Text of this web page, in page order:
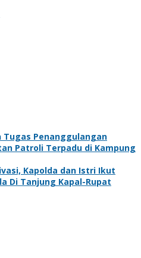
Tugas Penanggulangan
Patroli Terpadu di Kampung
Kapolda dan Istri Ikut
Di Tanjung Kapal-Rupat